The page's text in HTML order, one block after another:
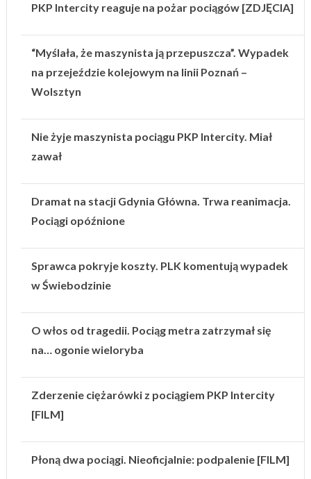
PKP Intercity reaguje na pożar pociągów [ZDJĘCIA]
“Myślała, że maszynista ją przepuszcza”. Wypadek
na przejeździe kolejowym na linii Poznań –
Wolsztyn
Nie żyje maszynista pociągu PKP Intercity. Miał
zawał
Dramat na stacji Gdynia Główna. Trwa reanimacja.
Pociągi opóźnione
Sprawca pokryje koszty. PLK komentują wypadek
w Świebodzinie
O włos od tragedii. Pociąg metra zatrzymał się
na… ogonie wieloryba
Zderzenie ciężarówki z pociągiem PKP Intercity
[FILM]
Płoną dwa pociągi. Nieoficjalnie: podpalenie [FILM]